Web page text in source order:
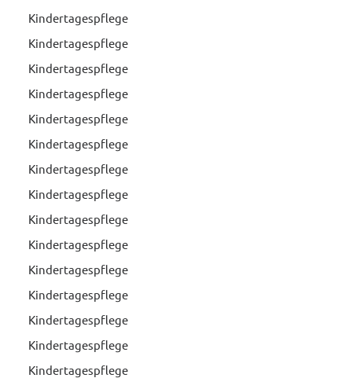
Kindertagespflege
Kindertagespflege
Kindertagespflege
Kindertagespflege
Kindertagespflege
Kindertagespflege
Kindertagespflege
Kindertagespflege
Kindertagespflege
Kindertagespflege
Kindertagespflege
Kindertagespflege
Kindertagespflege
Kindertagespflege
Kindertagespflege